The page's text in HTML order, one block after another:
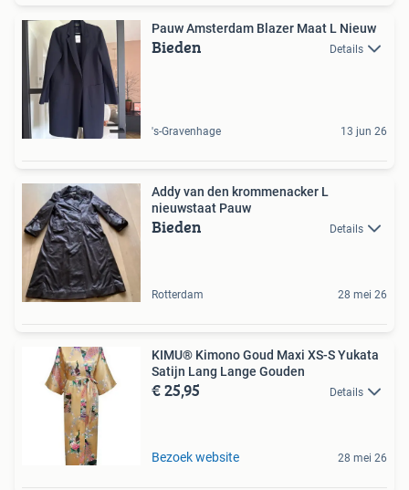
Pauw Amsterdam Blazer Maat L Nieuw
Bieden Details
's-Gravenhage 13 jun 26
Addy van den krommenacker L
nieuwstaat Pauw
Bieden Details
Rotterdam 28 mei 26
KIMU® Kimono Goud Maxi XS-S Yukata
Satijn Lang Lange Gouden
€ 25,95 Details
Bezoek website 28 mei 26